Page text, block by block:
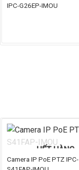
IPC-G26EP-IMOU
HẾT HÀNG
Camera IP PoE PTZ IPC-